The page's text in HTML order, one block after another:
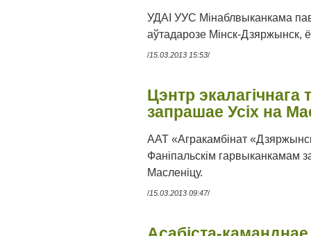
УДАІ УУС Мінаблвыканкама
аўтадарозе Мінск-Дзяржынск,
/15.03.2013 15:53/
Цэнтр
запрашае Усіх на
ААТ «Агракамбінат
Фаніпальскім гарвыканкамам
Масленіцу.
/15.03.2013 09:47/